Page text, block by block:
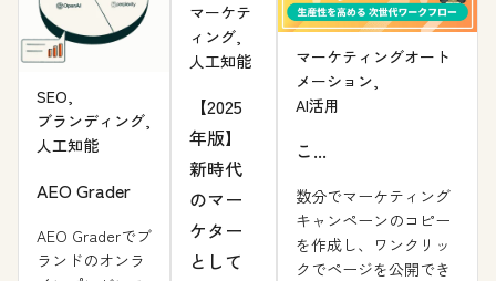
SEO,
ブランディング,
人工知能
AEO Grader
AEO Graderでブ
ランドのオンラ
マーケテ
ィング,
人工知能
【2025
年版】
新時代
のマー
ケター
として
マーケティングオート
メーション,
AI活用
こ...
数分でマーケティング
キャンペーンのコピー
を作成し、ワンクリッ
クでページを公開でき